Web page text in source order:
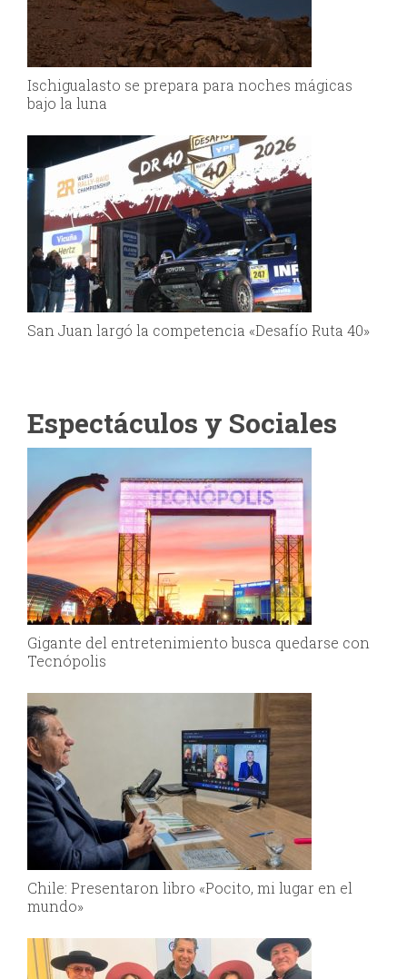
Ischigualasto se prepara para noches mágicas
bajo la luna
San Juan largó la competencia «Desafío Ruta 40»
Espectáculos y Sociales
Gigante del entretenimiento busca quedarse con
Tecnópolis
Chile: Presentaron libro «Pocito, mi lugar en el
mundo»